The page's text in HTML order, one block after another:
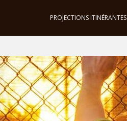
PROJECTIONS ITINÉRANTES